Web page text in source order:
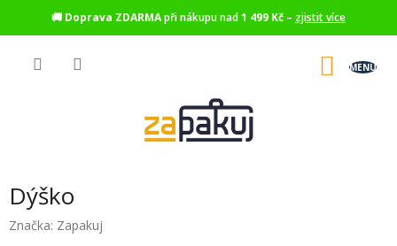
🚚 Doprava ZDARMApři nákupu nad1 499 Kč – zjistit více
Dýško
Značka: Zapakuj